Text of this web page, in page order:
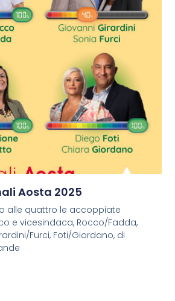
Aosta 2025
alle quattro le accoppiate
e vicesindaca, Rocco/Fadda,
Furci, Foti/Giordano, di